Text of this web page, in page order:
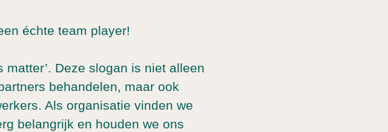
échte team player!
matter’. Deze slogan is niet alleen
behandelen, maar ook
Als organisatie vinden we
belangrijk en houden we ons